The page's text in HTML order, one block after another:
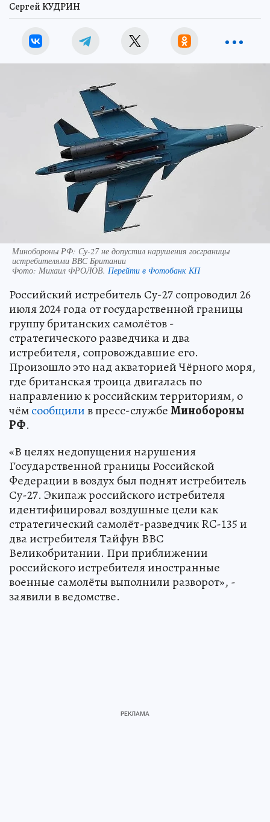
Сергей КУДРИН
Минобороны РФ: Су-27 не допустил нарушения госграницы
истребителями ВВС Британии
Фото: Михаил ФРОЛОВ. Перейти в Фотобанк КП
Российский истребитель Су-27 сопроводил 26
июля 2024 года от государственной границы
группу британских самолётов -
стратегического разведчика и два
истребителя, сопровождавшие его.
Произошло это над акваторией Чёрного моря,
где британская троица двигалась по
направлению к российским территориям, о
чёмсообщилив пресс-службеМинобороны
РФ.
«В целях недопущения нарушения
Государственной границы Российской
Федерации в воздух был поднят истребитель
Су-27. Экипаж российского истребителя
идентифицировал воздушные цели как
стратегический самолёт-разведчик RC-135 и
два истребителя Тайфун ВВС
Великобритании. При приближении
российского истребителя иностранные
военные самолёты выполнили разворот», -
заявили в ведомстве.